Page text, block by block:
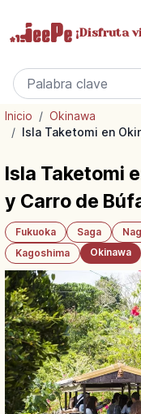
¡Disfruta
Inicio / Okinawa
/ Isla Taketomi en
Isla Taketomi
y Carro de
Fukuoka Saga
Kagoshima
Okinawa